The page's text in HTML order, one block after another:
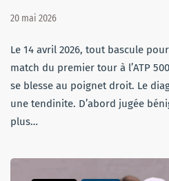
20 mai 2026
Le 14 avril 2026, tout bascule
match du premier tour à l’ATP
se blesse au poignet droit. Le
une tendinite. D’abord jugée
plus…